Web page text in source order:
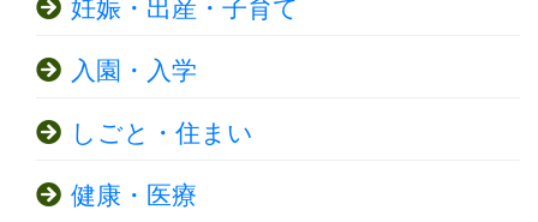
妊娠・出産・子育て
入園・入学
しごと・住まい
健康・医療